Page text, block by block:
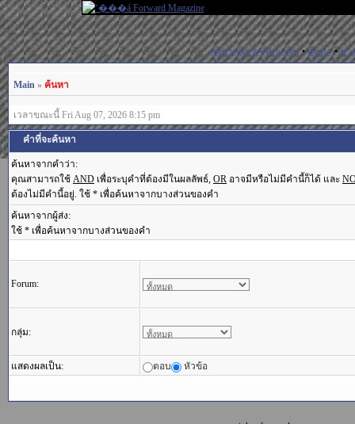
สมัครสมาชิก(Register)•ค้นหา•ช่ว
Main » ค้นหา
เวลาขณะนี้ Fri Aug 07, 2026 8:15 pm
คำที่จะค้นหา
ค้นหาจากคำว่า:
คุณสามารถใช้ AND เพื่อระบุคำที่ต้องมีในผลลัพธ์, OR อาจมีหรือไม่มีคำนี้ก็ได้ และ
ต้องไม่มีคำนี้อยู่. ใช้ * เพื่อค้นหาจากบางส่วนของคำ
ค้นหาจากผู้ส่ง:
ใช้ * เพื่อค้นหาจากบางส่วนของคำ
Forum:
กลุ่ม:
แสดงผลเป็น: ตอบ หัวข้อ